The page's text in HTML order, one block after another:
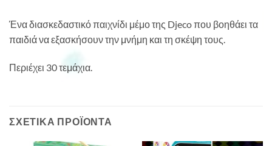
Ένα διασκεδαστικό παιχνίδι μέμο της Djeco που βοηθάει τα
παιδιά να εξασκήσουν την μνήμη και τη σκέψη τους.
Περιέχει 30 τεμάχια.
ΣΧΕΤΙΚΆ ΠΡΟΪΌΝΤΑ